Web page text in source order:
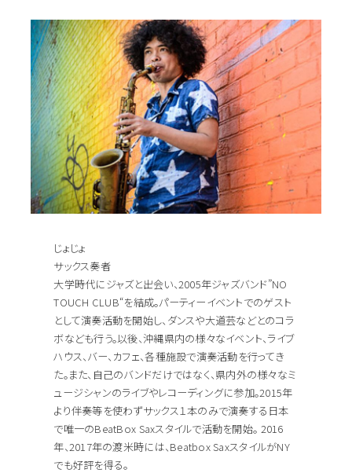
じょじょ
サックス奏者
大学時代にジャズと出会い、2005年ジャズバンド”NO
TOUCH CLUB“を結成。パーティーイベントでのゲスト
として演奏活動を開始し、ダンスや大道芸などとのコラ
ボなども行う。以後、沖縄県内の様々なイベント、ライブ
ハウス、バー、カフェ、各種施設で演奏活動を行ってき
た。また、自己のバンドだけではなく、県内外の様々なミ
ュージシャンのライブやレコーディングに参加。2015年
より伴奏等を使わずサックス１本のみで演奏する日本
で唯一のBeatBox Saxスタイルで活動を開始。 2016
年、2017年の渡米時には、Beatbox SaxスタイルがNY
でも好評を得る。